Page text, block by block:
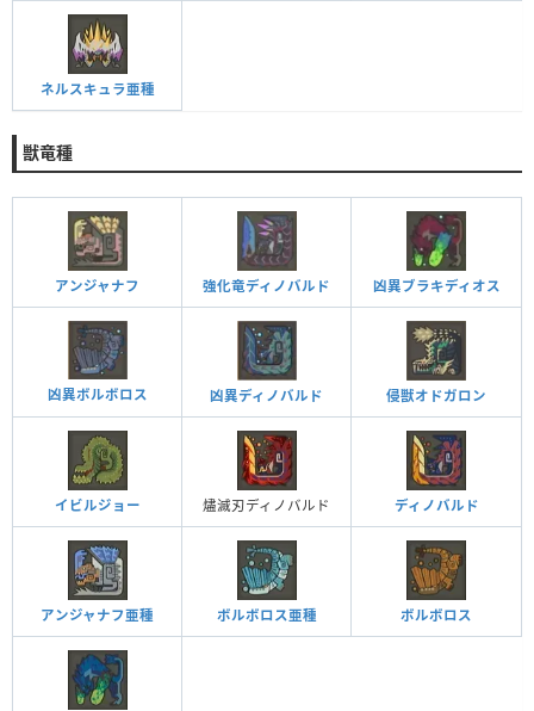
ネルスキュラ亜種
獣竜種
アンジャナフ 強化竜ディノバルド 凶異ブラキディオス
凶異ボルボロス 凶異ディノバルド 侵獣オドガロン
イビルジョー 燼滅刃ディノバルド ディノバルド
アンジャナフ亜種 ボルボロス亜種 ボルボロス